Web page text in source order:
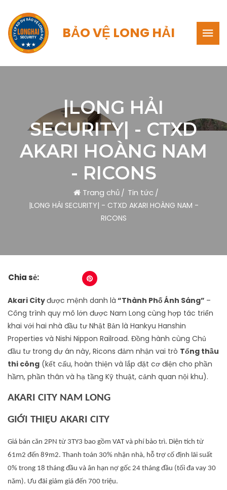
BẢO VỆ LONG HẢI
|LONG HẢI
SECURITY| - CTXD
AKARI HOÀNG NAM
- RICONS
Trang chủ Tin tức
|LONG HẢI SECURITY| - CTXD AKARI HOÀNG NAM -
RICONS
Chia sẻ:
Akari Cityđược mệnh danh là “Thành Phố Ánh Sáng” –
Công trình quy mô lớn được Nam Long cùng hợp tác triển
khai với hai nhà đầu tư Nhật Bản là Hankyu Hanshin
Properties và Nishi Nippon Railroad. Đồng hành cùng Chủ
đầu tư trong dự án này, Ricons đảm nhận vai trò Tổng thầu
thi công (kết cấu, hoàn thiện và lắp đặt cơ điện cho phần
hầm, phần thân và hạ tầng Kỹ thuật, cảnh quan nội khu).
AKARI CITY NAM LONG
GIỚI THIỆU AKARI CITY
Giá bán căn 2PN từ 3TY3 bao gồm VAT và phí bảo trì. Diện tích từ
61m2 đến 89m2. Thanh toán 30% nhận nhà, hỗ trợ cố định lãi suất
0% trong 18 tháng đầu và ân hạn nợ gốc 24 tháng đầu (tối đa vay 30
năm). Ưu đãi giảm giá đến 700 triệu.